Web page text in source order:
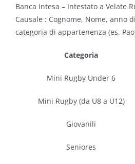
Banca Intesa – Intestato a Velate
Causale : Cognome, Nome, anno
categoria di appartenenza (es.
Categoria
Mini Rugby Under 6
Mini Rugby (da U8 a U12)
Giovanili
Seniores